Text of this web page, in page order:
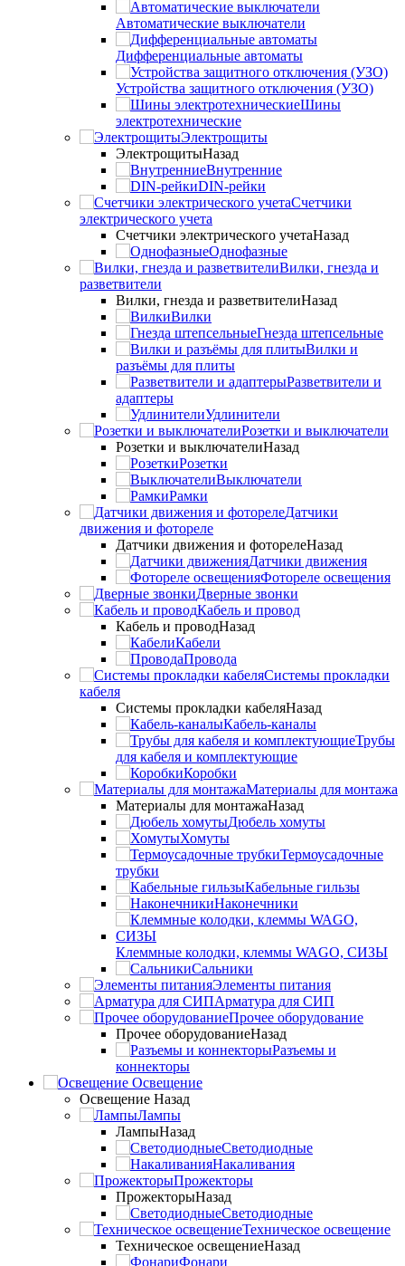
Автоматические выключатели
Дифференциальные автоматы
Устройства защитного отключения (УЗО)
Шины
электротехнические
Электрощиты
ЭлектрощитыНазад
Внутренние
DIN-рейки
Счетчики
электрического учета
Счетчики электрического учетаНазад
Однофазные
Вилки, гнезда и
разветвители
Вилки, гнезда и разветвителиНазад
Вилки
Гнезда штепсельные
Вилки и
разъёмы для плиты
Разветвители и
адаптеры
Удлинители
Розетки и выключатели
Розетки и выключателиНазад
Розетки
Выключатели
Рамки
Датчики
движения и фотореле
Датчики движения и фоторелеНазад
Датчики движения
Фотореле освещения
Дверные звонки
Кабель и провод
Кабель и проводНазад
Кабели
Провода
Системы прокладки
кабеля
Системы прокладки кабеляНазад
Кабель-каналы
Трубы
для кабеля и комплектующие
Коробки
Материалы для монтажа
Материалы для монтажаНазад
Дюбель хомуты
Хомуты
Термоусадочные
трубки
Кабельные гильзы
Наконечники
Клеммные колодки, клеммы WAGO, СИЗЫ
Сальники
Элементы питания
Арматура для СИП
Прочее оборудование
Прочее оборудованиеНазад
Разъемы и
коннекторы
Освещение
Освещение Назад
Лампы
ЛампыНазад
Светодиодные
Накаливания
Прожекторы
ПрожекторыНазад
Светодиодные
Техническое освещение
Техническое освещениеНазад
Фонари